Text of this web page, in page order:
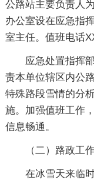
公路站主要负责人
办公室设在应急指
室主任。值班电话
应急处置指挥
责本单位辖区内公
特殊路段雪情的分
施。加强值班工作
信息畅通。
（二）路政工
在冰雪天来临